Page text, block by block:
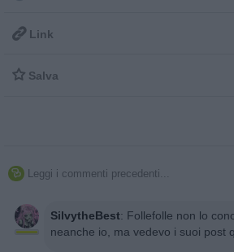
 Link
 Salva
 Leggi i commenti precedenti...
SilvytheBest: Follefolle non lo
neanche io, ma vedevo i suoi post